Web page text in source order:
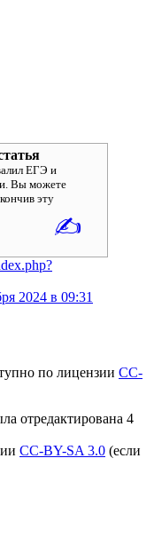
ЕГЭ и
Вы можете
эту
✍
2024 в 09:31
по лицензии CC-
отредактирована 4
CC-BY-SA 3.0 (если